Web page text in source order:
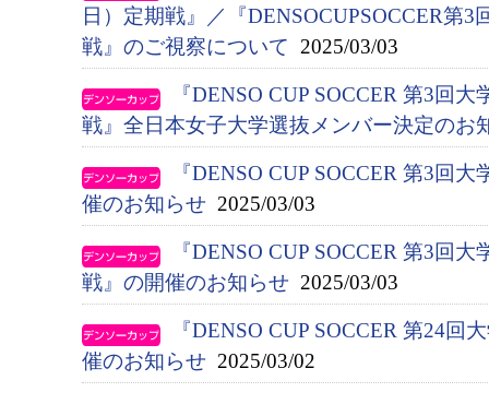
日）定期戦』／『DENSOCUPSOCCER第
戦』のご視察について 2025/03/03
『DENSO CUP SOCCER 第3回
戦』全日本女子大学選抜メンバー決定のお
『DENSO CUP SOCCER 第3回
催のお知らせ 2025/03/03
『DENSO CUP SOCCER 第3回
戦』の開催のお知らせ 2025/03/03
『DENSO CUP SOCCER 第24回
催のお知らせ 2025/03/02